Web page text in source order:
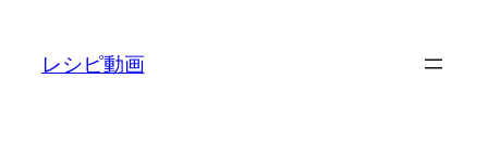
レシピ動画